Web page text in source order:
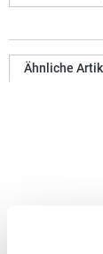
Ähnliche